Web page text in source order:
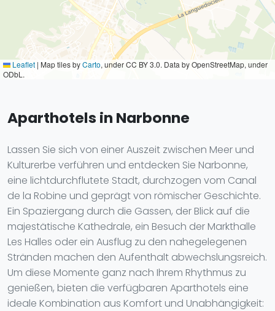
Leaflet | Map tiles byCarto, under CC BY 3.0. Data by OpenStreetMap, under
ODbL.
Aparthotels in Narbonne
Lassen Sie sich von einer Auszeit zwischen Meer und
Kulturerbe verführen und entdecken Sie Narbonne,
eine lichtdurchflutete Stadt, durchzogen vom Canal
de la Robine und geprägt von römischer Geschichte.
Ein Spaziergang durch die Gassen, der Blick auf die
majestätische Kathedrale, ein Besuch der Markthalle
Les Halles oder ein Ausflug zu den nahegelegenen
Stränden machen den Aufenthalt abwechslungsreich.
Um diese Momente ganz nach Ihrem Rhythmus zu
genießen, bieten die verfügbaren Aparthotels eine
ideale Kombination aus Komfort und Unabhängigkeit: